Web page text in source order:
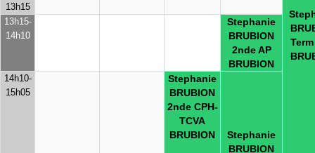
13h15
13h15-
14h10
Stephanie
BRUBION
2nde AP
BRUBION
14h10-
15h05
Stephanie
BRUBION
2nde CPH-
TCVA
BRUBION
Stephanie
BRUBION